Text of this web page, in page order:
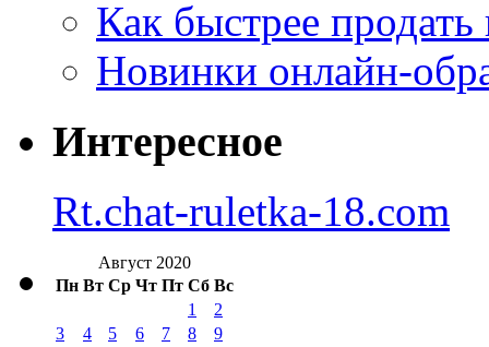
Как быстрее
Новинки онлайн-
Интересное
Rt.chat-ruletka-18.com
Август 2020
Пн Вт Ср Чт Пт Сб Вс
1
2
3
4 5 6 7 8
9